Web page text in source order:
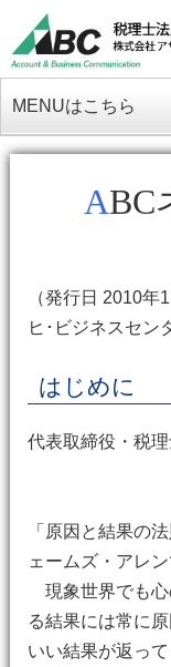
MENUはこちら
（発行日 2010
ヒ･ビジネスセン
はじめに
代表取締役・
「原因と結果の
ェームズ・アレン
現象世界でも心
る結果には常に
いい結果が返っ